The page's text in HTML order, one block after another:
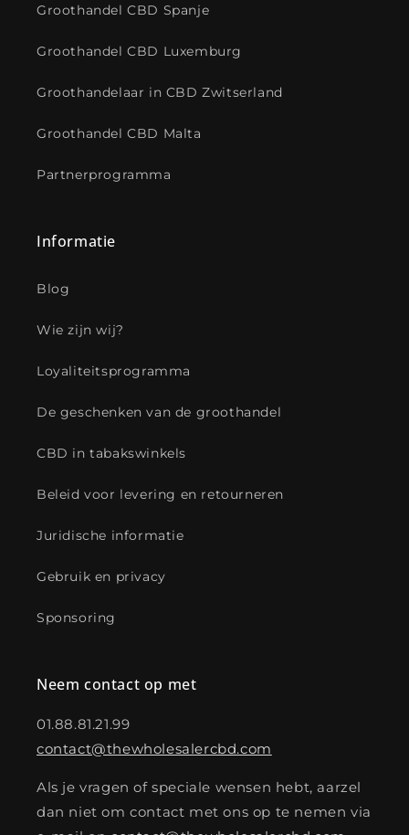
Groothandel CBD Spanje
Groothandel CBD Luxemburg
Groothandelaar in CBD Zwitserland
Groothandel CBD Malta
Partnerprogramma
Informatie
Blog
Wie zijn wij?
Loyaliteitsprogramma
De geschenken van de groothandel
CBD in tabakswinkels
Beleid voor levering en retourneren
Juridische informatie
Gebruik en privacy
Sponsoring
Neem contact op met
01.88.81.21.99
contact@thewholesalercbd.com
Als je vragen of speciale wensen hebt, aarzel
dan niet om contact met ons op te nemen via